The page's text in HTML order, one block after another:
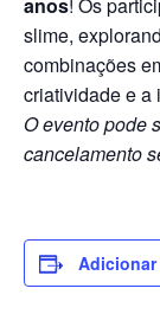
slime,
combinações
criatividade e a
O evento pode
cancelamento